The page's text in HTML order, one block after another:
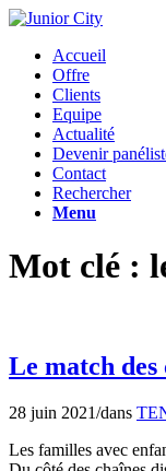
Accueil
Offre
Clients
Equipe
Actualité
Devenir
Contact
Rechercher
Menu
Mot clé :
Le match des
28 juin 2021/dans
Les familles avec